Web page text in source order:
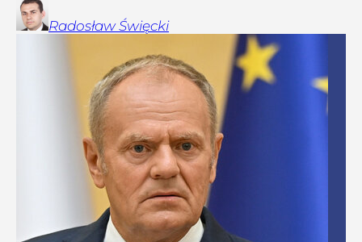
Radosław Święcki